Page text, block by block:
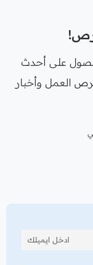
على أحدث
العمل وأخبار